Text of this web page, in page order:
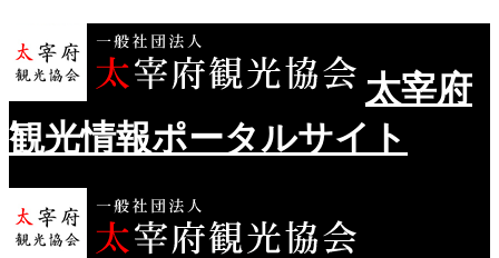
太宰府
観光情報ポータルサイト